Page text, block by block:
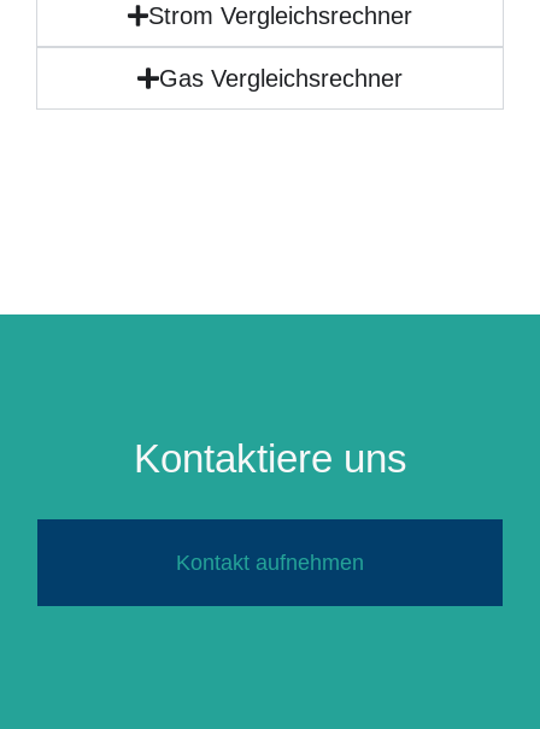
Strom Vergleichsrechner
Gas Vergleichsrechner
Kontaktiere uns
Kontakt aufnehmen